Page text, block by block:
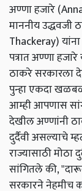
अण्णा हजारे
माननीय
Thackeray)
पत्रात अण्णा
ठाकरे सरकारला
पुन्हा एकदा
आम्ही आपणास सांगू
देखील अण्णांनी
दुर्दैवी असल्याचे
राज्यासाठी
सांगितले की,
सरकारने नेहमीच